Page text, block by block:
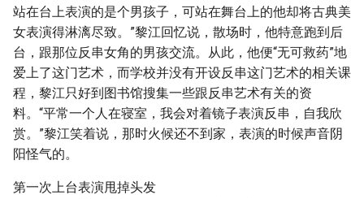
站在台上表演的是个男孩子，可站在舞台上的他却将古典美
女表演得淋漓尽致。”黎江回忆说，散场时，他特意跑到后
台，跟那位反串女角的男孩交流。从此，他便“无可救药”地
爱上了这门艺术，而学校并没有开设反串这门艺术的相关课
程，黎江只好到图书馆搜集一些跟反串艺术有关的资
料。“平常一个人在寝室，我会对着镜子表演反串，自我欣
赏。”黎江笑着说，那时火候还不到家，表演的时候声音阴
阳怪气的。
第一次上台表演甩掉头发